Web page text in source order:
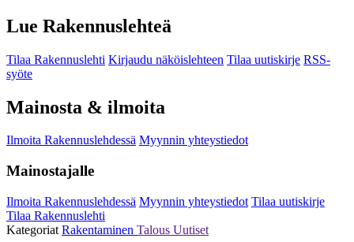
Lue Rakennuslehteä
Tilaa Rakennuslehti Kirjaudu näköislehteen Tilaa uutiskirje RSS-
syöte
Mainosta & ilmoita
Ilmoita Rakennuslehdessä Myynnin yhteystiedot
Mainostajalle
Ilmoita Rakennuslehdessä Myynnin yhteystiedot Tilaa uutiskirje
Tilaa Rakennuslehti
Kategoriat Rakentaminen Talous Uutiset